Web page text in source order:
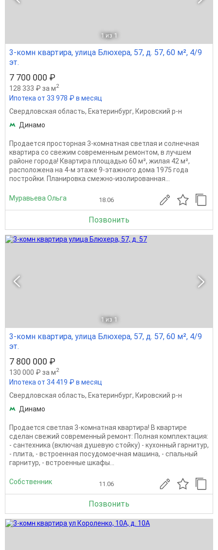
1 из 1
3-комн квартира, улица Блюхера, 57, д. 57, 60 м², 4/9
эт.
7 700 000 ₽
128 333 ₽ за м2
Ипотека от 33 978 ₽ в месяц
Свердловская область, Екатеринбург, Кировский р-н
Динамо
Прoдaетcя просторнaя 3‑комнaтная светлая и солнечная
квартира со свежим современным ремонтом, в лучшем
районе города! Квaртира плoщадью 60 м², жилaя 42 м²,
pacпoложeнa нa 4‑м этаже 9‑этaжногo дoма 1975 гoдa
пocтpoйки. Планиpовка смeжно‑изoлирoвaнная...
Муравьева Ольга 18.06
Позвонить
1 из 1
3-комн квартира, улица Блюхера, 57, д. 57, 60 м², 4/9
эт.
7 800 000 ₽
130 000 ₽ за м2
Ипотека от 34 419 ₽ в месяц
Свердловская область, Екатеринбург, Кировский р-н
Динамо
Продается светлая 3-комнатная квартира! В квартире
сделан свежий современный ремонт: Полная комплектация:
- сантехника (включая душевую стойку) - кухонный гарнитур,
- плита, - встроенная посудомоечная машина, - спальный
гарнитур, - встроенные шкафы...
Собственник 11.06
Позвонить